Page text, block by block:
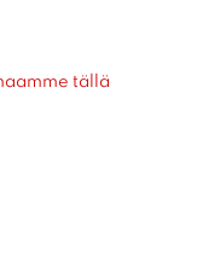
tällä